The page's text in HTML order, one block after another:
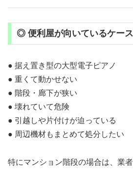
◎ 便利屋が向いているケース
● 据え置き型の大型電子ピアノ
● 重くて動かせない
● 階段・廊下が狭い
● 壊れていて危険
● 引越しや片付けが迫っている
● 周辺機材もまとめて処分したい
特にマンション階段の場合は、業